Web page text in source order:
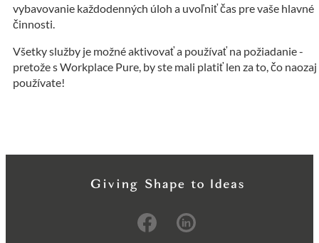
vybavovanie každodenných úloh a uvoľniť čas pre vaše hlavné
činnosti.
Všetky služby je možné aktivovať a používať na požiadanie -
pretože s Workplace Pure, by ste mali platiť len za to, čo naozaj
používate!